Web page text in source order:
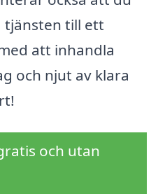
tjänsten till ett
att inhandla
och njut av klara
och utan